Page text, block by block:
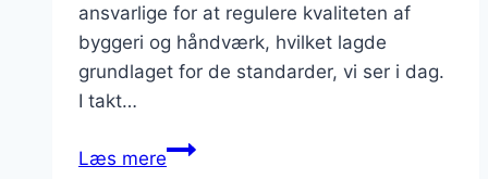
ansvarlige for at regulere kvaliteten af
byggeri og håndværk, hvilket lagde
grundlaget for de standarder, vi ser i dag.
I takt…
Læs mereEntreprenørbranchen